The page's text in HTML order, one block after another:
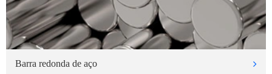
Barra redonda de aço